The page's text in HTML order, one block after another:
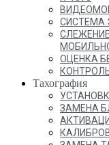
СИСТЕМА
ОЦЕНКА
Тахография
ЗАМЕНА